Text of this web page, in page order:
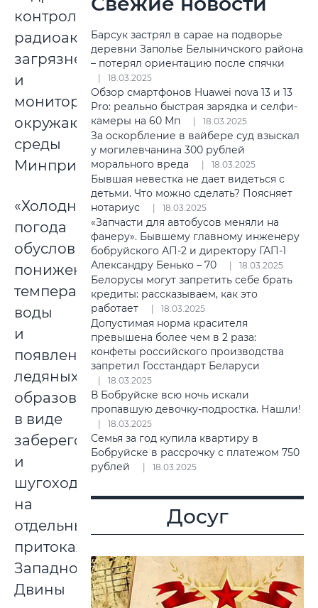
контролю
радиоактивного
загрязнения
и
мониторингу
окружающей
среды
Минприроды.
«Холодная
погода
обусловила
понижение
температуры
воды
и
появление
ледяных
образований
в виде
заберегов
и
шугохода
на
отдельных
притоках
Западной
Двины
Барсук застрял в сарае на подворье
деревни Заполье Белыничского района
– потерял ориентацию после спячки
18.03.2025
Обзор смартфонов Huawei nova 13 и 13
Pro: реально быстрая зарядка и селфи-
камеры на 60 Мп
18.03.2025
За оскорбление в вайбере суд взыскал
у могилевчанина 300 рублей
морального вреда
18.03.2025
Бывшая невестка не дает видеться с
детьми. Что можно сделать? Поясняет
нотариус
18.03.2025
«Запчасти для автобусов меняли на
фанеру». Бывшему главному инженеру
бобруйского АП-2 и директору ГАП-1
Александру Бенько – 70
18.03.2025
Белорусы могут запретить себе брать
кредиты: рассказываем, как это
работает
18.03.2025
Допустимая норма красителя
превышена более чем в 2 раза:
конфеты российского производства
запретил Госстандарт Беларуси
18.03.2025
В Бобруйске всю ночь искали
пропавшую девочку-подростка. Нашли!
18.03.2025
Семья за год купила квартиру в
Бобруйске в рассрочку с платежом 750
рублей
18.03.2025
Досуг